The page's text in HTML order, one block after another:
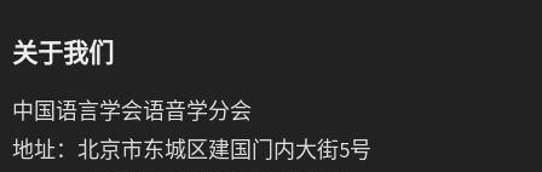
关于我们
中国语言学会语音学分会
地址：北京市东城区建国门内大街5号